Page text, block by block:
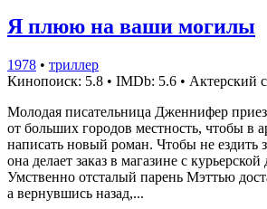
Я плюю на ваши могилы
1978 • триллер
Кинопоиск: 5.8 • IMDb: 5.6 • Актерский
Молодая писательница Дженнифер
от больших городов местность, чтобы в
написать новый роман. Чтобы не ездить
она делает заказ в магазине с курьерской
Умственно отсталый парень Мэттью
а вернувшись назад,...